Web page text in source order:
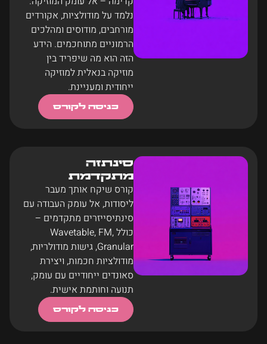
נלמד על מודולציות, אקורדים
מורחבים, מודוסים ומהלכים
הרמוניים מתוחכמים. הידע
הזה הוא מה שיפריד בין
מוזיקה בנאלית למוזיקה
ייחודית ומעניינת.
כניסה לקורס
סינתזה
מתקדמת
קורס שיקח אותך מעבר
ליסודות, אל עומק העבודה עם
סינתיסייזרים מתקדמים –
כולל Wavetable, FM,
Granular, גישות מודולריות,
מודולציות חכמות, ויצירת
סאונדים ייחודיים עם עומק,
תנועה וחותמת אישית.
כניסה לקורס